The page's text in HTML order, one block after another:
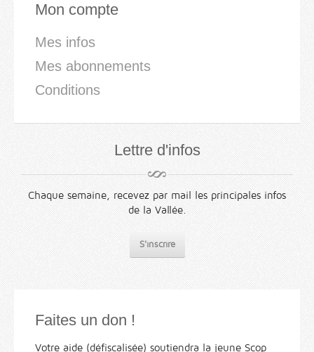
Mon compte
Mes infos
Mes abonnements
Conditions
Lettre d'infos
Chaque semaine, recevez par mail les principales infos
de la Vallée.
S'inscrire
Faites un don !
Votre aide (défiscalisée) soutiendra la jeune Scop